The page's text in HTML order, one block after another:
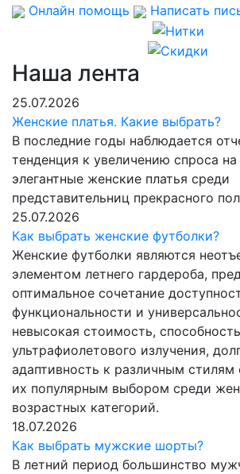
Онлайн помощь
Написать
Наша лента
25.07.2026
Женские платья. Какие выбрать?
В последние годы наблюдается
тенденция к увеличению спроса на
элегантные женские платья среди
представительниц прекрасного
25.07.2026
Как выбрать женские футболки?
Женские футболки являются
элементом летнего гардероба,
оптимальное сочетание
функциональности и
невысокая стоимость, способность
ультрафиолетового излучения,
адаптивность к различным стилям
их популярным выбором среди
возрастных категорий.
18.07.2026
Как выбрать мужские шорты?
В летний период большинство